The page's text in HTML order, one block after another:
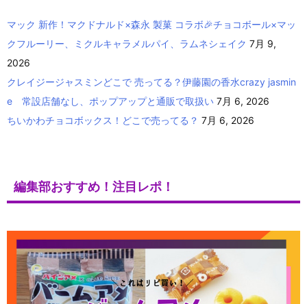
マック 新作！マクドナルド×森永 製菓 コラボ🎉チョコボール×マッ
クフルーリー、ミクルキャラメルパイ、ラムネシェイク 7月 9,
2026
クレイジージャスミンどこで 売ってる？伊藤園の香水crazy jasmin
e 常設店舗なし、ポップアップと通販で取扱い 7月 6, 2026
ちいかわチョコボックス！どこで売ってる？ 7月 6, 2026
編集部おすすめ！注目レポ！